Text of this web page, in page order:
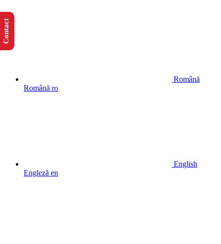
Română
Română ro
English
Engleză en
Contact